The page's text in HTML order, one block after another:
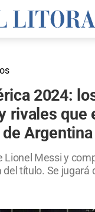
2024:
rivales que
Argentina
Lionel Messi y
título. Se jugará